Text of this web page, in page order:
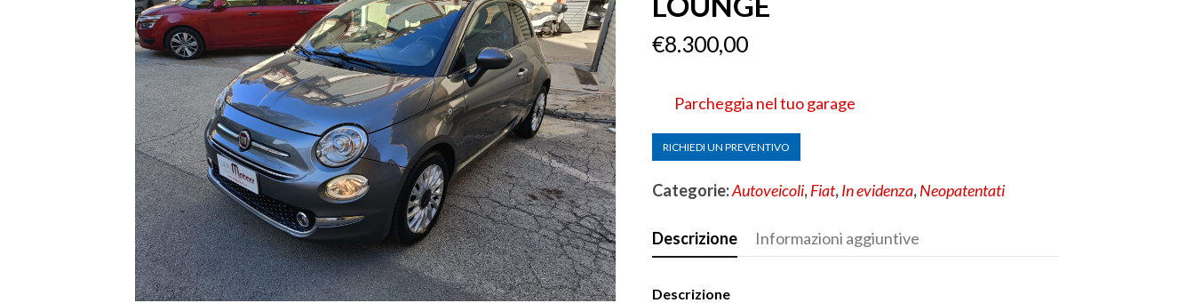
€8.300,00
Parcheggia nel tuo garage
RICHIEDI UN PREVENTIVO
Categorie:Autoveicoli,Fiat,In evidenza,Neopatentati
Descrizione Informazioni aggiuntive
Descrizione